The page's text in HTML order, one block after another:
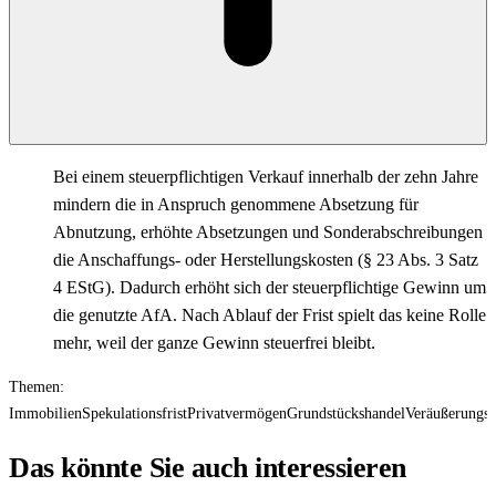
Bei einem steuerpflichtigen Verkauf innerhalb der zehn Jahre
mindern die in Anspruch genommene Absetzung für
Abnutzung, erhöhte Absetzungen und Sonderabschreibungen
die Anschaffungs- oder Herstellungskosten (§ 23 Abs. 3 Satz
4 EStG). Dadurch erhöht sich der steuerpflichtige Gewinn um
die genutzte AfA. Nach Ablauf der Frist spielt das keine Rolle
mehr, weil der ganze Gewinn steuerfrei bleibt.
Themen:
ImmobilienSpekulationsfristPrivatvermögenGrundstückshandel
Das könnte Sie auch interessieren